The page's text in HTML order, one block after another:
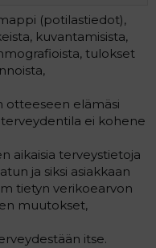
(potilastiedot),
kuvantamisista,
tulokset
otteeseen elämäsi
ei kohene
aikaisia terveystietoja
ja siksi asiakkaan
tietyn verikoearvon
muutokset,
itse.